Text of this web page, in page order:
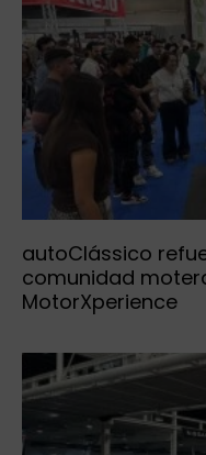
autoClássico
comunidad
MotorXperience